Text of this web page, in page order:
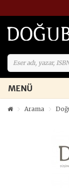
MENÜ
Arama